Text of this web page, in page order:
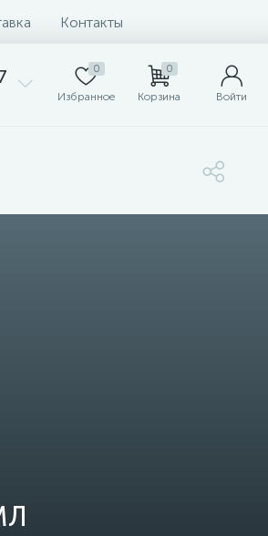
Контакты
0
Избранное
0
Корзина Войти